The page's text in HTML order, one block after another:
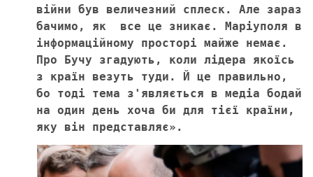
війни був величезний сплеск. Але зараз
бачимо, як  все це зникає. Маріуполя в
інформаційному просторі майже немає.
Про Бучу згадують, коли лідера якоїсь
з країн везуть туди. Й це правильно,
бо тоді тема з'являється в медіа бодай
на один день хоча би для тієї країни,
яку він представляє».